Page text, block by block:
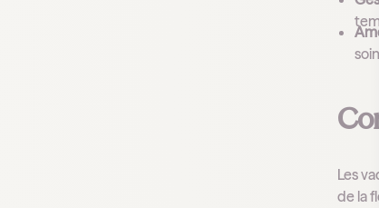
Les
de la